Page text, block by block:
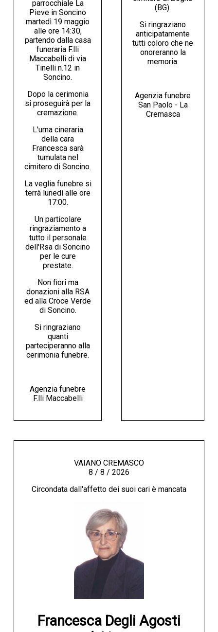
parrocchiale La
Pieve in Soncino
martedì 19 maggio
alle ore 14:30,
partendo dalla casa
funeraria F.lli
Maccabelli di via
Tinelli n.12 in
Soncino.
Dopo la cerimonia
si proseguirà per la
cremazione.
L'urna cineraria
della cara
Francesca sarà
tumulata nel
cimitero di Soncino.
La veglia funebre si
terrà lunedì alle ore
17:00.
Un particolare
ringraziamento a
tutto il personale
dell'Rsa di Soncino
per le cure
prestate.
Non fiori ma
donazioni alla RSA
ed alla Croce Verde
di Soncino.
Si ringraziano
quanti
parteciperanno alla
cerimonia funebre.
Agenzia funebre
F.lli Maccabelli
(BG).
Si ringraziano
anticipatamente
tutti coloro che ne
onoreranno la
memoria.
Agenzia funebre
San Paolo - La
Cremasca
VAIANO CREMASCO
8 / 8 / 2026
Circondata dall'affetto dei suoi cari è mancata
Francesca Degli Agosti